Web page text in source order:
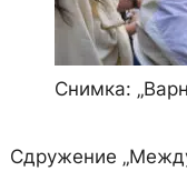
Снимка:
Сдружение